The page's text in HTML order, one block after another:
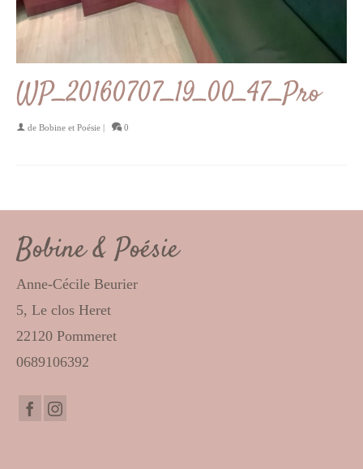
WP_20160707_19_00_47_Pro
de Bobine et Poésie | 0
Bobine & Poésie
Anne-Cécile Beurier
5, Le clos Heret
22120 Pommeret
0689106392